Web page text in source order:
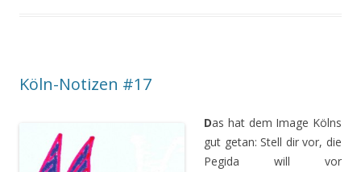
Köln-Notizen #17
Das hat dem Image Kölns
gut getan: Stell dir vor, die
Pegida will vor